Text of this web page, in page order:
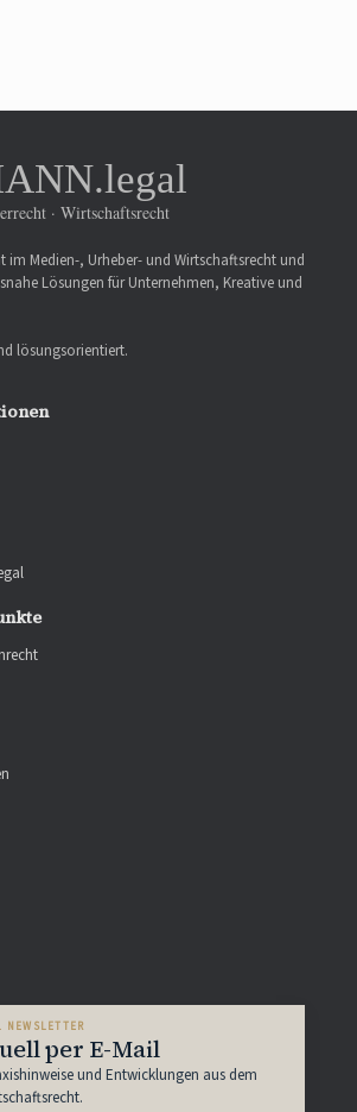
· Wirtschaftsrecht
im Medien-, Urheber- und Wirtschaftsrecht und
Lösungen für Unternehmen, Kreative und
lösungsorientiert.
NEWSLETTER
per E-Mail
und Entwicklungen aus dem